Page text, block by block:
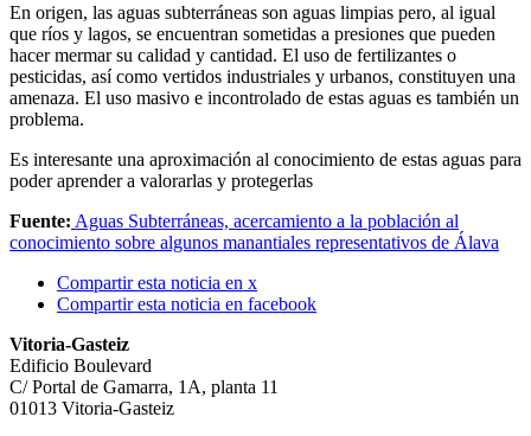
En origen, las aguas subterráneas son aguas limpias pero, al igual
que ríos y lagos, se encuentran sometidas a presiones que pueden
hacer mermar su calidad y cantidad. El uso de fertilizantes o
pesticidas, así como vertidos industriales y urbanos, constituyen una
amenaza. El uso masivo e incontrolado de estas aguas es también un
problema.
Es interesante una aproximación al conocimiento de estas aguas para
poder aprender a valorarlas y protegerlas
Fuente: Aguas Subterráneas, acercamiento a la población al
conocimiento sobre algunos manantiales representativos de Álava
Compartir esta noticia en x
Compartir esta noticia en facebook
Vitoria-Gasteiz
Edificio Boulevard
C/ Portal de Gamarra, 1A, planta 11
01013 Vitoria-Gasteiz